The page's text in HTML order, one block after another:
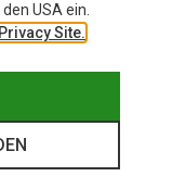
USA ein.
Site.